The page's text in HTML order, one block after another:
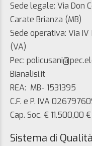
Sede legale: Via Don
Carate Brianza (MB)
Sede operativa: Via IV
(VA)
Pec:
Bianalisi.it
REA: MB- 1531395
C.F. e P. IVA
Cap. Soc. € 11.500,00 €
Sistema di Qualità